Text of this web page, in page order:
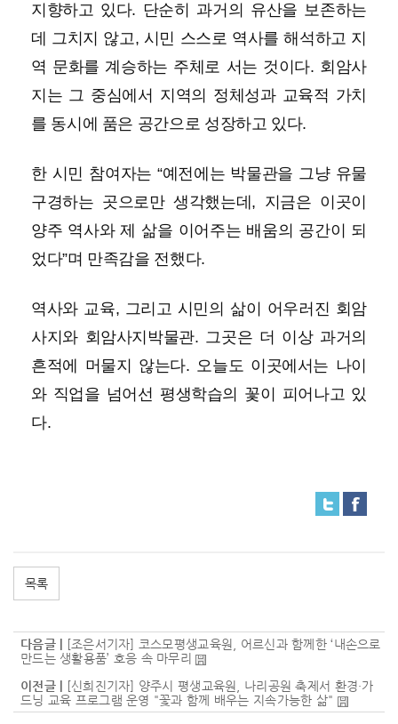
지향하고 있다. 단순히 과거의 유산을 보존하는
데 그치지 않고, 시민 스스로 역사를 해석하고 지
역 문화를 계승하는 주체로 서는 것이다. 회암사
지는 그 중심에서 지역의 정체성과 교육적 가치
를 동시에 품은 공간으로 성장하고 있다.
한 시민 참여자는 “예전에는 박물관을 그냥 유물
구경하는 곳으로만 생각했는데, 지금은 이곳이
양주 역사와 제 삶을 이어주는 배움의 공간이 되
었다”며 만족감을 전했다.
역사와 교육, 그리고 시민의 삶이 어우러진 회암
사지와 회암사지박물관. 그곳은 더 이상 과거의
흔적에 머물지 않는다. 오늘도 이곳에서는 나이
와 직업을 넘어선 평생학습의 꽃이 피어나고 있
다.
목록
다음글 |
[조은서기자] 코스모평생교육원, 어르신과 함께한 ‘내손으로
만드는 생활용품’ 호응 속 마무리
이전글 |
[신희진기자] 양주시 평생교육원, 나리공원 축제서 환경·가
드닝 교육 프로그램 운영 "꽃과 함께 배우는 지속가능한 삶"